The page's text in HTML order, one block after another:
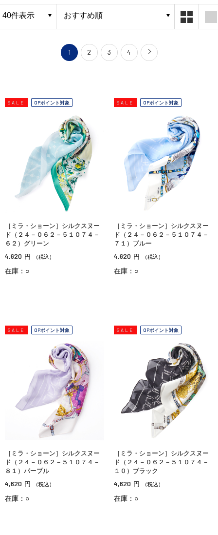
1 2 3 4
SALE OPポイント対象
［ミラ・ショーン］シルクスヌー
ド（２４－０６２－５１０７４－
６２）グリーン
4,620 円 （税込）
在庫：○
SALE OPポイント対象
［ミラ・ショーン］シルクスヌー
ド（２４－０６２－５１０７４－
７１）ブルー
4,620 円 （税込）
在庫：○
SALE OPポイント対象
［ミラ・ショーン］シルクスヌー
ド（２４－０６２－５１０７４－
８１）パープル
4,620 円 （税込）
在庫：○
SALE OPポイント対象
［ミラ・ショーン］シルクスヌー
ド（２４－０６２－５１０７４－
１０）ブラック
4,620 円 （税込）
在庫：○